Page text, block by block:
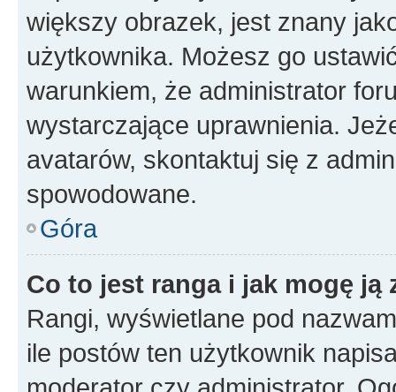
większy obrazek, jest znany
użytkownika. Możesz go
warunkiem, że administrator
wystarczające uprawnienia.
avatarów, skontaktuj się z
spowodowane.
Góra
Co to jest ranga i jak mogę ją
Rangi, wyświetlane pod
ile postów ten użytkownik